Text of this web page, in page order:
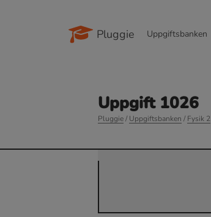
Pluggie Uppgiftsbanken
Uppgift 1026
Pluggie/Uppgiftsbanken /Fysik 2